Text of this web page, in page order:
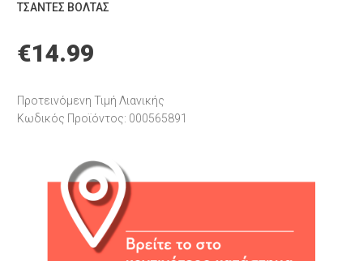
ΤΣΆΝΤΕΣ ΒΌΛΤΑΣ
€14.99
Προτεινόμενη Τιμή Λιανικής
Κωδικός Προϊόντος: 000565891